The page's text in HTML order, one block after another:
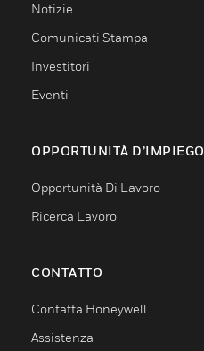
Notizie
Comunicati Stampa
Investitori
Eventi
OPPORTUNITÀ D’IMPIEGO
Opportunità Di Lavoro
Ricerca Lavoro
CONTATTO
Contatta Honeywell
Assistenza